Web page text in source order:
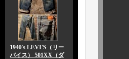
1940's LEVI'S（リー
バイス） 501XX（ダ